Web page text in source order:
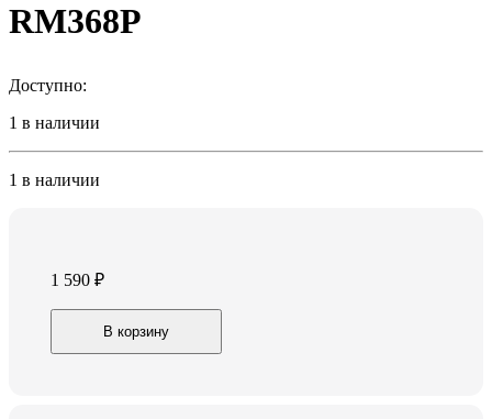
RM368P
Доступно:
1 в наличии
1 в наличии
1 590₽
Часы
проекционные
Oregon
В корзину